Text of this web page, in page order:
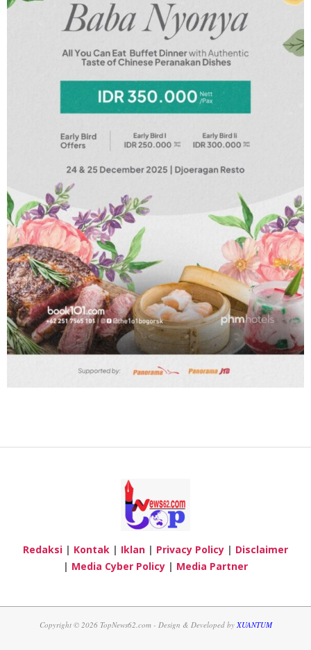
Redaksi | Kontak | Iklan | Privacy Policy | Disclaimer
| Media Cyber Policy | Media Partner
Copyright © 2026 TopNews62.com - Design & Developed by XUANTUM